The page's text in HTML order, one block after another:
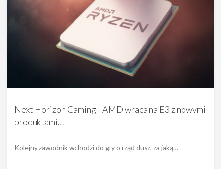
Next Horizon Gaming - AMD wraca na E3 z nowymi
produktami…
Kolejny zawodnik wchodzi do gry o rząd dusz, za jaką…